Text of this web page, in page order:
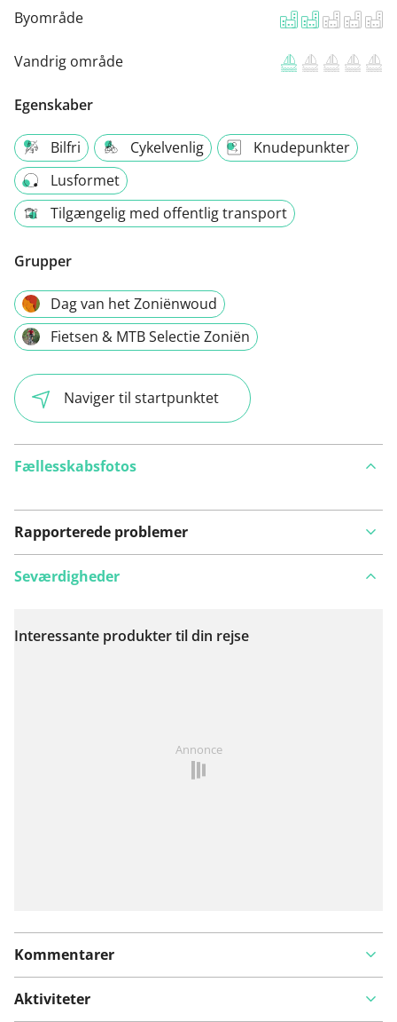
Byområde
Vandrig område
Egenskaber
Bilfri Cykelvenlig
Knudepunkter
Lusformet
Tilgængelig med offentlig transport
Grupper
Dag van het Zoniënwoud
Fietsen & MTB Selectie Zoniën
Naviger til startpunktet
Fællesskabsfotos
Rapporterede problemer
Se på kort
Seværdigheder
Interessante produkter til din rejse
Annonce
Kommentarer
Aktiviteter